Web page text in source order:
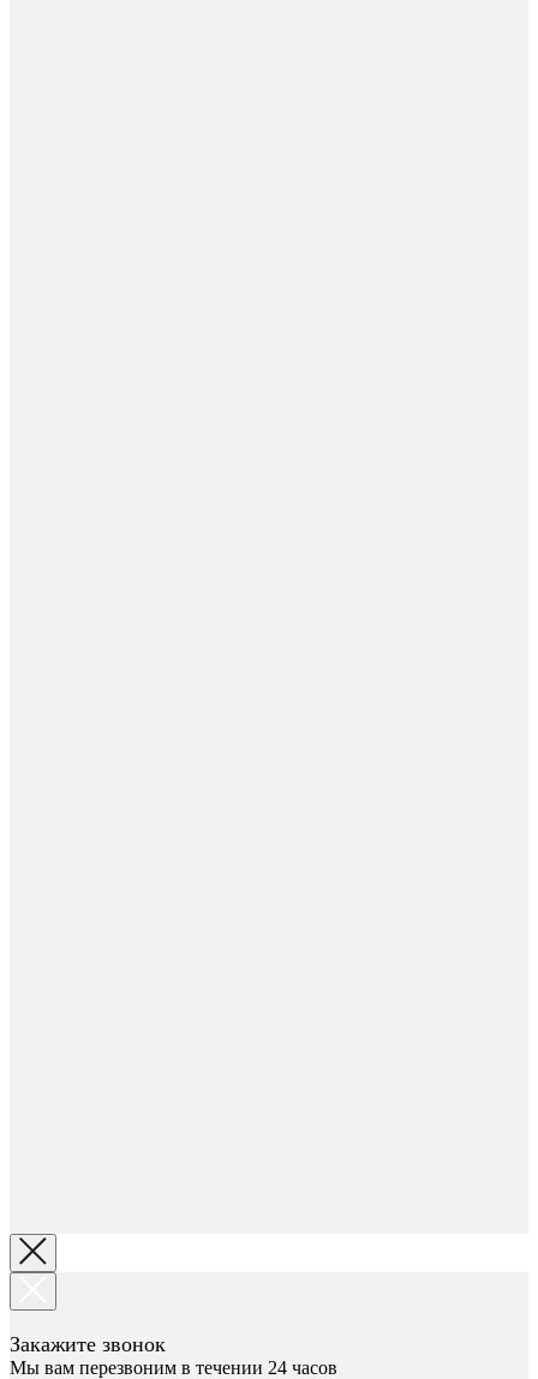
Закажите звонок
Мы вам перезвоним в течении 24 часов